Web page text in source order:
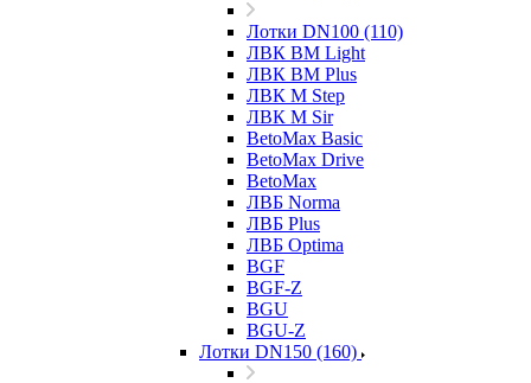
Лотки DN100 (110)
ЛВК ВМ Light
ЛВК ВМ Plus
ЛВК М Step
ЛВК М Sir
BetoMax Basic
BetoMax Drive
BetoMax
ЛВБ Norma
ЛВБ Plus
ЛВБ Optima
BGF
BGF-Z
BGU
BGU-Z
Лотки DN150 (160)